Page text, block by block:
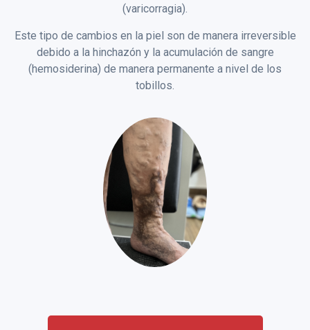
(varicorragia).
Este tipo de cambios en la piel son de manera irreversible
debido a la hinchazón y la acumulación de sangre
(hemosiderina) de manera permanente a nivel de los
tobillos.